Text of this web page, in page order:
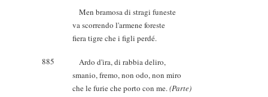
Men bramosa di stragi funeste
va scorrendo l'armene foreste
fiera tigre che i figli perdé.
885
Ardo d'ira, di rabbia deliro,
smanio, fremo, non odo, non miro
che le furie che porto con me.(Parte)